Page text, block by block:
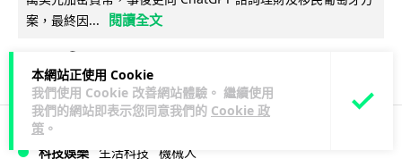
本網站正使用 Cookie
我們使用 Cookie 改善網站體驗。 繼續使用
我們的網站即表示您同意我們的 Cookie 政
策 。
案，最終因...
閱讀全文
科技娛樂 生活科技 機械人